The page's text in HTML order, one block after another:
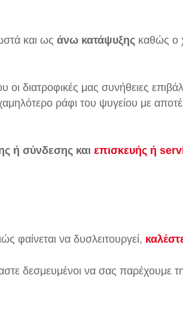
και ως άνω κατάψυξης καθώς ο
διατροφικές μας συνήθειες
ράφι του ψυγείου με
ή σύνδεσης και επισκευής ή
φαίνεται να δυσλειτουργεί,
δεσμευμένοι να σας παρέχουμε